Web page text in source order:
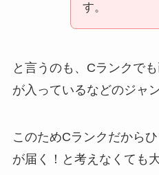
す。
と言うのも、Cランクで
が入っているなどのジャ
このためCランクだから
が届く！と考えなくても